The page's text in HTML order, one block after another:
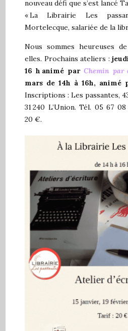
nouveau défi que s’est lancé
« La Librairie Les
Mortelecque, salariée de la
Nous sommes heureuses
elles. Prochains ateliers :
16 h animé par Chemin par
mars de 14h à 16h, animé
Inscriptions : Les passantes,
31 240 L’Union. Tél. 05 67
20 €.